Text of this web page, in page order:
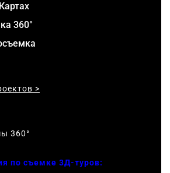
360°
>
360°
по съемке 3Д-туров: